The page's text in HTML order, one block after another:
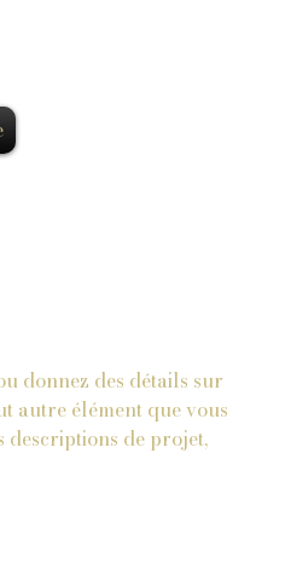
donnez des détails sur
autre élément que vous
descriptions de projet,